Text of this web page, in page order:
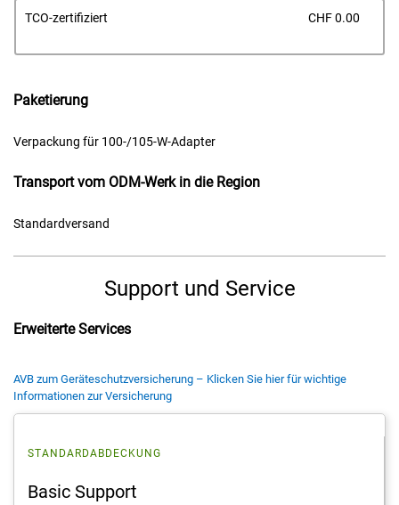
TCO-zertifiziert CHF 0.00
Paketierung
Verpackung für 100-/105-W-Adapter
Transport vom ODM-Werk in die Region
Standardversand
Support und Service
Erweiterte Services
AVB zum Geräteschutzversicherung – Klicken Sie hier für wichtige
Informationen zur Versicherung
STANDARDABDECKUNG
Basic Support